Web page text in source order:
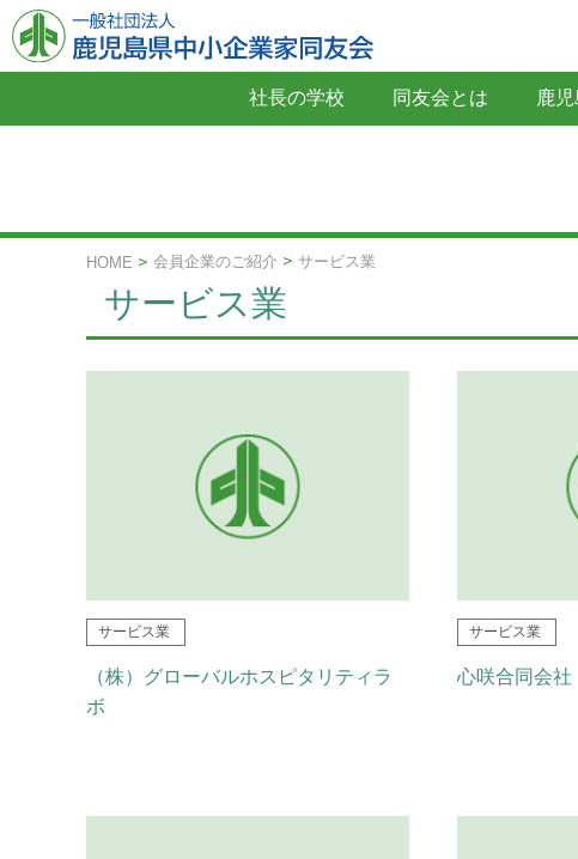
社長の学校 同友会とは 鹿
HOME 会員企業のご紹介 サービス業
サービス業
サービス業
（株）グローバルホスピタリティラ
ボ
サービス業
心咲合同会社